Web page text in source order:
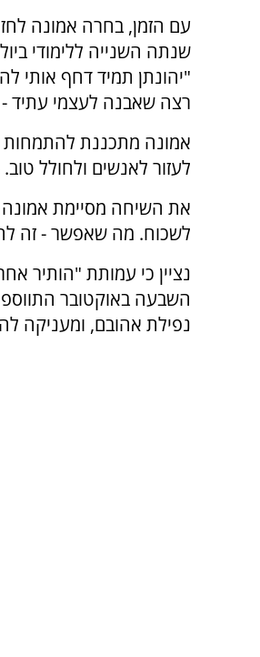
עם הזמן, בחרה אמונה
שנתה השנייה ללימודי
"יהונתן תמיד דחף אותי
רצה שאבנה לעצמי עתיד -
אמונה מתכננת להתמחות
לעזור לאנשים ולחולל
את השיחה מסיימת אמונה
לשכוח. מה שאפשר - זה
נציין כי עמותת "הותיר
נפילת אהובם, ומעניקה